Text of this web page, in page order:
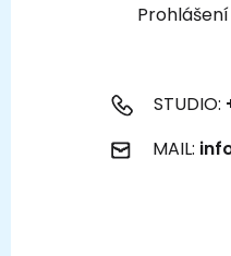
STUDIO:
MAIL: